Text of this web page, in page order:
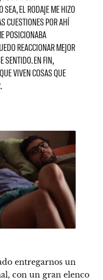
EL RODAJE ME HIZO
CUESTIONES POR AHÍ
POSICIONABA
REACCIONAR MEJOR
SENTIDO. EN FIN,
VIVEN COSAS QUE
entregarnos un
con un gran elenco